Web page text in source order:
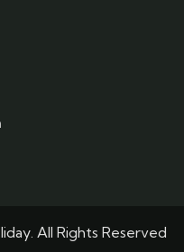
All Rights Reserved